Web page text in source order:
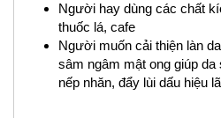
Người hay dùng các chất
thuốc lá, cafe
Người muốn cải thiện làn
sâm ngâm mật ong giúp
nếp nhăn, đẩy lùi dấu hiệu